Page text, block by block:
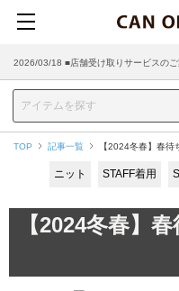
2026/03/18 ■店舗受け取りサービスのご
TOP 記事一覧 【2024冬春】春待
ニット STAFF着用
【2024冬春】